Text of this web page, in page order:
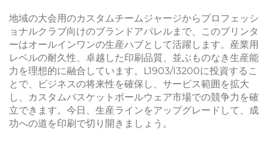
地域の大会用のカスタムチームジャージからプロフェッシ
ョナルクラブ向けのブランドアパレルまで、このプリンタ
ーはオールインワンの生産ハブとして活躍します。産業用
レベルの耐久性、卓越した印刷品質、並ぶものなき生産能
力を理想的に融合しています。L1903/I3200に投資するこ
とで、ビジネスの将来性を確保し、サービス範囲を拡大
し、カスタムバスケットボールウェア市場での競争力を確
立できます。今日、生産ラインをアップグレードして、成
功への道を印刷で切り開きましょう。